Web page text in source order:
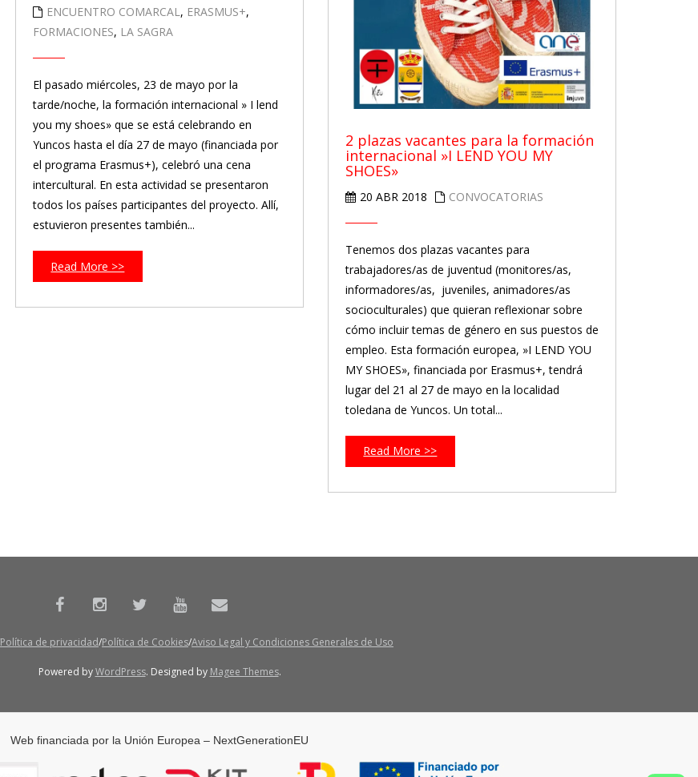
ENCUENTRO COMARCAL, ERASMUS+,
FORMACIONES, LA SAGRA
El pasado miércoles, 23 de mayo por la
tarde/noche, la formación internacional » I lend
you my shoes» que se está celebrando en
Yuncos hasta el día 27 de mayo (financiada por
el programa Erasmus+), celebró una cena
intercultural. En esta actividad se presentaron
todos los países participantes del proyecto. Allí,
estuvieron presentes también...
Read More >>
2 plazas vacantes para la formación
internacional »I LEND YOU MY
SHOES»
20 ABR 2018 CONVOCATORIAS
Tenemos dos plazas vacantes para
trabajadores/as de juventud (monitores/as,
informadores/as, juveniles, animadores/as
socioculturales) que quieran reflexionar sobre
cómo incluir temas de género en sus puestos de
empleo. Esta formación europea, »I LEND YOU
MY SHOES», financiada por Erasmus+, tendrá
lugar del 21 al 27 de mayo en la localidad
toledana de Yuncos. Un total...
Read More >>
Política de privacidad Política de Cookies Aviso Legal y Condiciones Generales de Uso
Powered byWordPress. Designed by Magee Themes.
Web financiada por la Unión Europea – NextGenerationEU